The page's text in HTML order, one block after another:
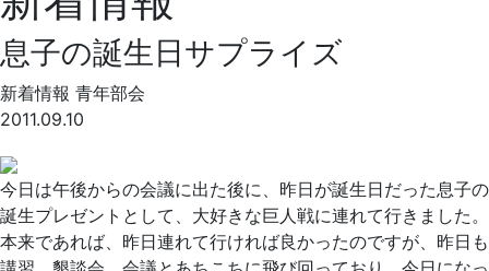
息子の誕生日サプライズ
新着情報 青年部会
2011.09.10
今日は午後からの会議に出た後に、昨日が誕生日だった息子の
誕生プレゼントとして、大好きな巨人戦に連れて行きました。
本来であれば、昨日連れて行ければ良かったのですが、昨日も